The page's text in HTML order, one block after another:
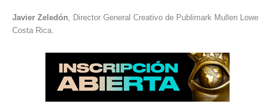
Javier Zeledón, Director General Creativo de Publimark Mullen Lowe
Costa Rica.